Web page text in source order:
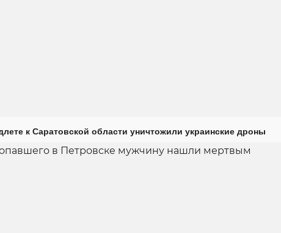
к Саратовской области уничтожили украинские дроны